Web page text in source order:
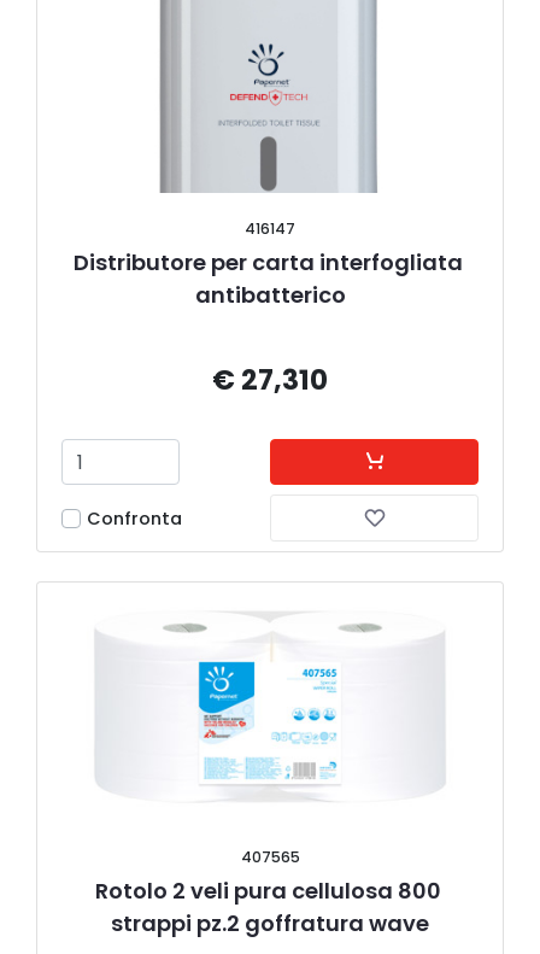
416147
Distributore per carta interfogliata
antibatterico
€ 27,310
Confronta
407565
Rotolo 2 veli pura cellulosa 800
strappi pz.2 goffratura wave